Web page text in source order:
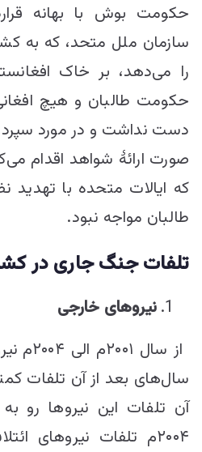
سازمان ملل متحد، که به
را می‌دهد، بر خاک
دست نداشت و در مورد
صورت ارائۀ شواهد اقدام
که ایالات متحده با
طالبان مواجه نبود.
تلفات جنگجاری در
نیروهای خارجی
از سال
سال‌های بعد از آن تلفات
آن تلفات این نیروها رو